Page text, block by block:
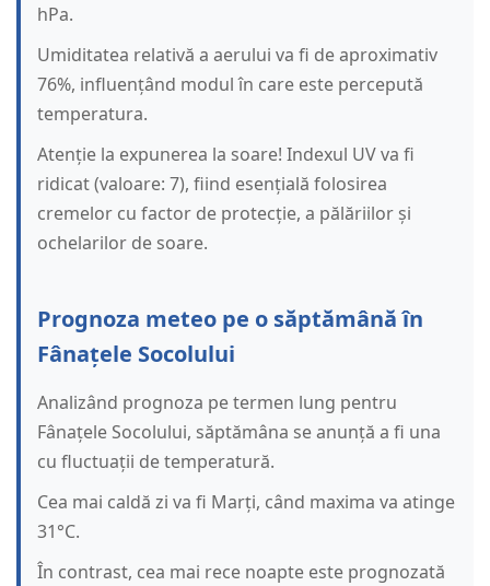
hPa.
Umiditatea relativă a aerului va fi de aproximativ
76%, influențând modul în care este percepută
temperatura.
Atenție la expunerea la soare! Indexul UV va fi
ridicat (valoare: 7), fiind esențială folosirea
cremelor cu factor de protecție, a pălăriilor și
ochelarilor de soare.
Prognoza meteo pe o săptămână în
Fânațele Socolului
Analizând prognoza pe termen lung pentru
Fânațele Socolului, săptămâna se anunță a fi una
cu fluctuații de temperatură.
Cea mai caldă zi va fi Marți, când maxima va atinge
31°C.
În contrast, cea mai rece noapte este prognozată